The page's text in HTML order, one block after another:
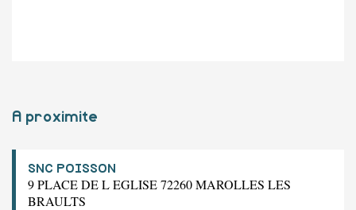
A proximite
SNC POISSON
9 PLACE DE L EGLISE 72260 MAROLLES LES
BRAULTS